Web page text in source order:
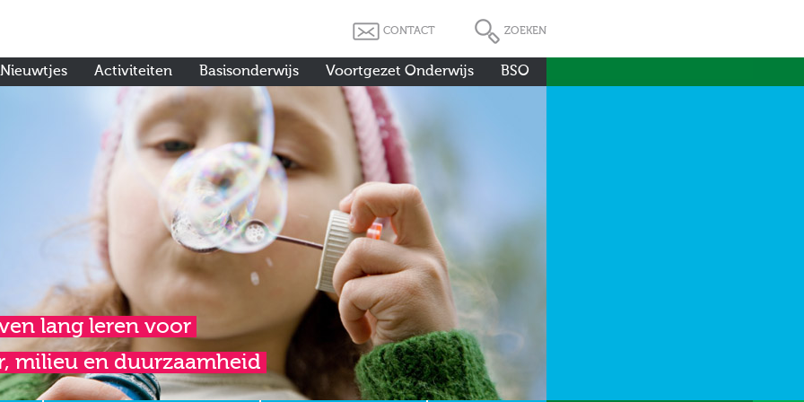
CONTACT ZOEKEN
Nieuwtjes Activiteiten Basisonderwijs Voortgezet Onderwijs BSO
lang leren voor
milieu en duurzaamheid